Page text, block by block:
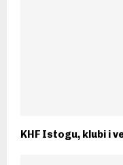
KHF Istogu, klubi i